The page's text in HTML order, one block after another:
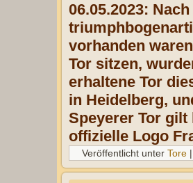
06.05.2023:
vorhanden
Tor sitzen,
erhaltene Tor
in Heidelberg,
Speyerer Tor gilt
offizielle Logo
Veröffentlicht unter Tore |